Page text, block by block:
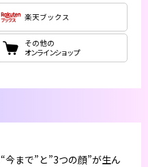
楽天ブックス
その他の
オンラインショップ
今まで”と”3つの顔”が生ん